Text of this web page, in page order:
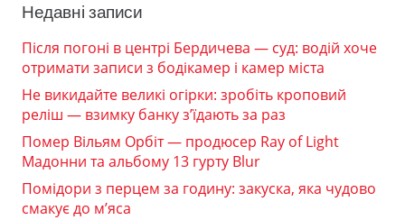
Недавні записи
Після погоні в центрі Бердичева — суд: водій хоче
отримати записи з бодікамер і камер міста
Не викидайте великі огірки: зробіть кроповий
реліш — взимку банку з’їдають за раз
Помер Вільям Орбіт — продюсер Ray of Light
Мадонни та альбому 13 гурту Blur
Помідори з перцем за годину: закуска, яка чудово
смакує до м’яса